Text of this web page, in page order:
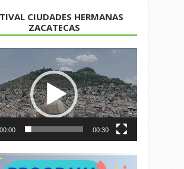
CIUDADES HERMANAS
ZACATECAS
00:00 00:30